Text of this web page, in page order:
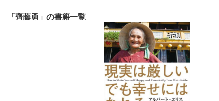
「齊藤勇」の書籍一覧